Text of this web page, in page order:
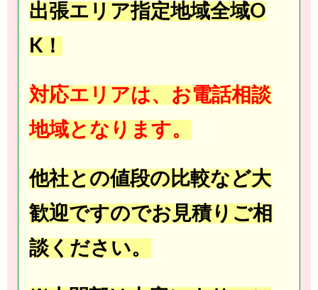
出張エリア指定地域全域O
K！
対応エリアは、お電話相談
地域となります。
他社との値段の比較など大
歓迎ですのでお見積りご相
談ください。